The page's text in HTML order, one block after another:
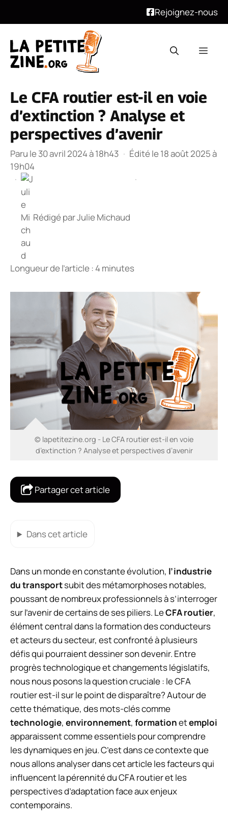
Rejoignez-nous
contenu
Le CFA routier est-il en voie
d’extinction ? Analyse et
perspectives d’avenir
Paru le 30 avril 2024 à 18h43 · Édité le 18 août 2025 à
19h04
·
Rédigé parJulie Michaud
·
Longueur de l’article : 4 minutes
© lapetitezine.org - Le CFA routier est-il en voie
d’extinction ? Analyse et perspectives d’avenir
Partager cet article
Dans cet article
Dans un monde en constante évolution, l’industrie
du transportsubit des métamorphoses notables,
poussant de nombreux professionnels à s’interroger
sur l’avenir de certains de ses piliers. LeCFA routier,
élément central dans la formation des conducteurs
et acteurs du secteur, est confronté à plusieurs
défis qui pourraient dessiner son devenir. Entre
progrès technologique et changements législatifs,
nous nous posons la question cruciale : le CFA
routier est-il sur le point de disparaître? Autour de
cette thématique, des mots-clés comme
technologie, environnement, formationetemploi
apparaissent comme essentiels pour comprendre
les dynamiques en jeu. C’est dans ce contexte que
nous allons analyser dans cet article les facteurs qui
influencent la pérennité du CFA routier et les
perspectives d’adaptation face aux enjeux
contemporains.